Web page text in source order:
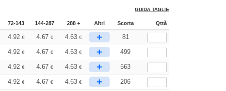
GUIDA TAGLIE
72-143 144-287 288 + Altri Scorta Qttà
4.92 € 4.67 € 4.63 € + 81
4.92 € 4.67 € 4.63 € + 499
4.92 € 4.67 € 4.63 € + 563
4.92 € 4.67 € 4.63 € + 206